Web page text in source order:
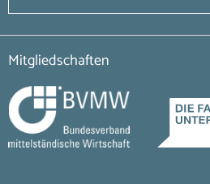
Mitgliedschaften